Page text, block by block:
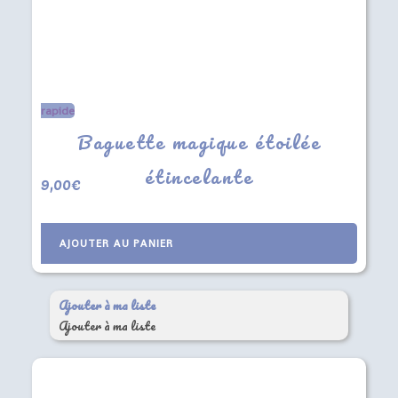
rapide
Baguette magique étoilée
étincelante
9,00€
AJOUTER AU PANIER
Ajouter à ma liste
Ajouter à ma liste